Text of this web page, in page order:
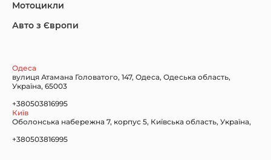
Nissan
Мотоцикли
Авто з Європи
Одеса
вулиця Атамана Головатого, 147, Одеса, Одеська область,
Україна, 65003
+380503816995
Київ
Оболонська набережна 7, корпус 5, Київська область, Україна,
+380503816995